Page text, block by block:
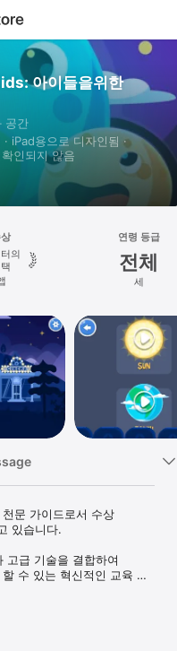
아이들을위한
공간
iPad⁠용으로 디자인됨 ·
인되지 않음
의
연령 등급
전체
세
문 가이드로서 수상
있습니다.
고급 기술을 결합하여
수 있는 혁신적인 교육
라가며 화면상의 지도와